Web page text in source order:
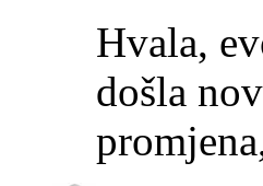
Hvala,
došla